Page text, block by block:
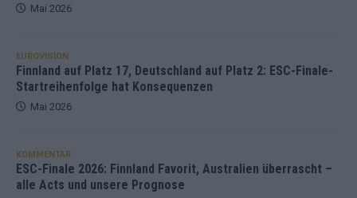
Mai 2026
EUROVISION
Finnland auf Platz 17, Deutschland auf Platz 2: ESC-Finale-
Startreihenfolge hat Konsequenzen
Mai 2026
KOMMENTAR
ESC-Finale 2026: Finnland Favorit, Australien überrascht –
alle Acts und unsere Prognose